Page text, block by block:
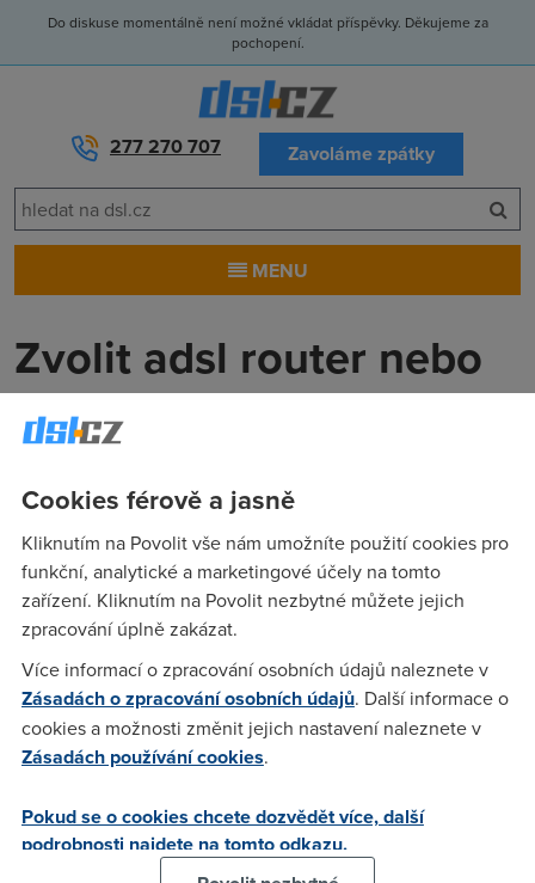
Do diskuse momentálně není možné vkládat příspěvky. Děkujeme za
pochopení.
277 270 707 Zavoláme zpátky
MENU
Zvolit adsl router nebo
modem + router zvlast
Zajimalo by me zda se vyplati koupit si adsl router nebo je
lepsi mit modem i router zvlast - treba kvuli pripadne
vymene atd. Dik moc za rady
Paolo (9.1.2004 20:08:26)
jo ještě takvej technickej dotaz nešlo by si dát 1portový adsl
router a za něj switch? Vyslo by to levnejc než viceportovy
router s adsl modemem...
Adin(9.1.2004 21:17:21)
Cookies férově a jasně
Kliknutím na Povolit vše nám umožníte použití cookies pro
funkční, analytické a marketingové účely na tomto
zařízení. Kliknutím na Povolit nezbytné můžete jejich
zpracování úplně zakázat.
Více informací o zpracování osobních údajů naleznete v
Zásadách o zpracování osobních údajů. Další informace o
cookies a možnosti změnit jejich nastavení naleznete v
Zásadách používání cookies.
Pokud se o cookies chcete dozvědět více, další
podrobnosti najdete na tomto odkazu.